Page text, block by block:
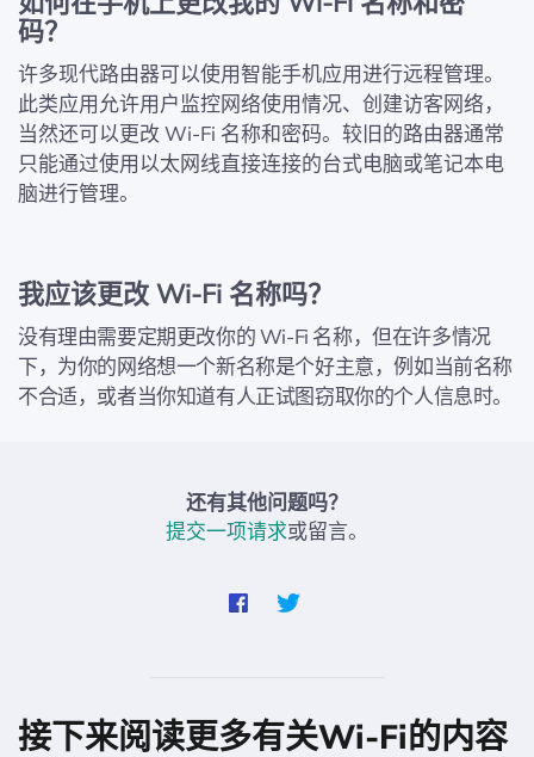
码？
许多现代路由器可以使用智能手机应用进行远程管理。
此类应用允许用户监控网络使用情况、创建访客网络，
当然还可以更改 Wi‑Fi 名称和密码。较旧的路由器通常
只能通过使用以太网线直接连接的台式电脑或笔记本电
脑进行管理。
我应该更改 Wi‑Fi 名称吗？
没有理由需要定期更改你的 Wi‑Fi 名称，但在许多情况
下，为你的网络想一个新名称是个好主意，例如当前名称
不合适，或者当你知道有人正试图窃取你的个人信息时。
还有其他问题吗？
提交一项请求或留言。
接下来阅读更多有关Wi-Fi的内容